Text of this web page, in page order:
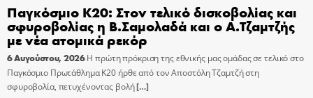
Παγκόσμιο Κ20: Στον τελικό δισκοβολίας και
σφυροβολίας η Β.Σαμολαδά και ο Α.Τζαμτζής
με νέα ατομικά ρεκόρ
6 Αυγούστου, 2026 Η πρώτη πρόκριση της εθνικής μας ομάδας σε τελικό στο
Παγκόσμιο Πρωτάθλημα Κ20 ήρθε από τον Αποστόλη Τζαμτζή στη
σφυροβολία, πετυχένοντας βολή[…]